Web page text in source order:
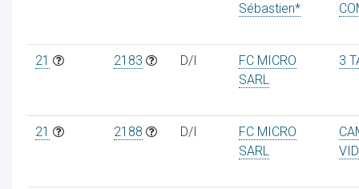
Sébastien*
21 2183 D/I
FC MICRO
SARL
3
21 2188 D/I
FC MICRO
SARL